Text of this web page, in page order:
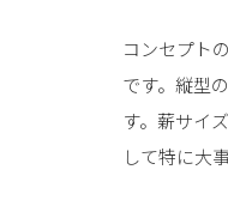
コンセプトの
です。縦型
す。薪サイ
して特に大